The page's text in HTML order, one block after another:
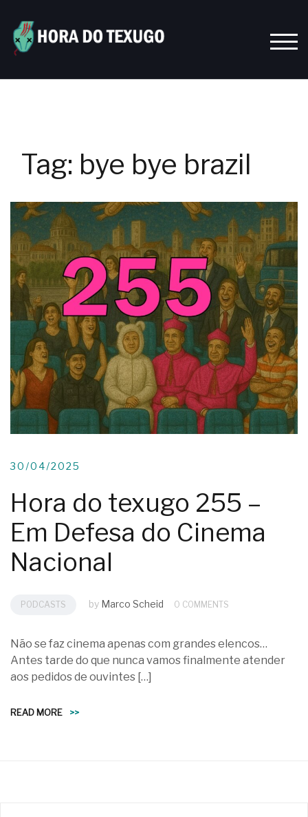
content
Tag: bye bye brazil
30/04/2025
Hora do texugo 255 –
Em Defesa do Cinema
Nacional
PODCASTS by Marco Scheid 0 COMMENTS
Não se faz cinema apenas com grandes elencos…
Antes tarde do que nunca vamos finalmente atender
aos pedidos de ouvintes […]
READ MORE >>